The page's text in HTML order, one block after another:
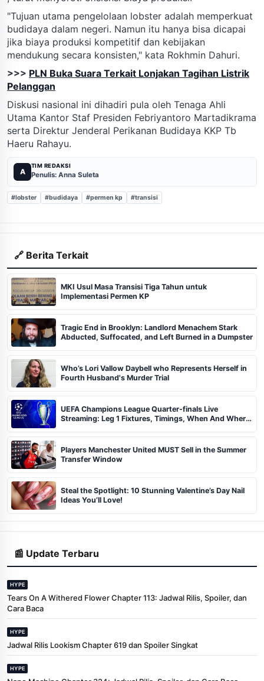
"Tujuan utama pengelolaan lobster adalah memperkuat
budidaya dalam negeri. Namun itu hanya bisa dicapai
jika biaya produksi kompetitif dan kebijakan
mendukung secara konsisten," kata Rokhmin Dahuri.
>>> PLN Buka Suara Terkait Lonjakan Tagihan Listrik
Pelanggan
Diskusi nasional ini dihadiri pula oleh Tenaga Ahli
Utama Kantor Staf Presiden Febriyantoro Martadikrama
serta Direktur Jenderal Perikanan Budidaya KKP Tb
Haeru Rahayu.
A
TIM REDAKSI
Penulis: Anna Suleta
#lobster #budidaya #permen kp #transisi
🔗 Berita Terkait
MKI Usul Masa Transisi Tiga Tahun untuk
Implementasi Permen KP
Tragic End in Brooklyn: Landlord Menachem Stark
Abducted, Suffocated, and Left Burned in a Dumpster
Who’s Lori Vallow Daybell who Represents Herself in
Fourth Husband's Murder Trial
UEFA Champions League Quarter-finals Live
Streaming: Leg 1 Fixtures, Timings, When And Where
Players Manchester United MUST Sell in the Summer
Transfer Window
Steal the Spotlight: 10 Stunning Valentine’s Day Nail
Ideas You’ll Love!
📰 Update Terbaru
HYPE
Tears On A Withered Flower Chapter 113: Jadwal Rilis, Spoiler, dan
Cara Baca
HYPE
Jadwal Rilis Lookism Chapter 619 dan Spoiler Singkat
HYPE